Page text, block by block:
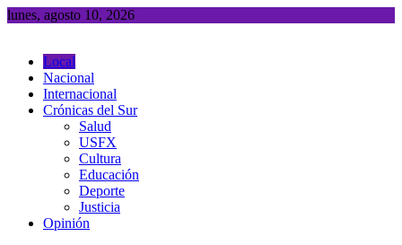
Saltar
lunes, agosto 10, 2026
Local
Nacional
Internacional
Crónicas del Sur
Salud
USFX
Cultura
Educación
Deporte
Justicia
Opinión